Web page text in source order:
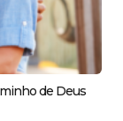
de Deus